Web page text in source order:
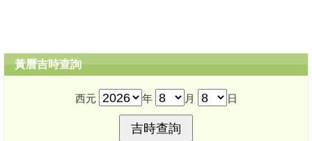
黃曆吉時查詢
西元 年 月 日